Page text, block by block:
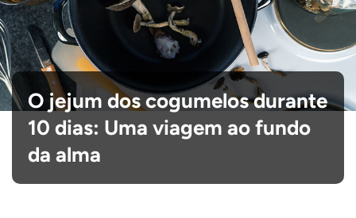
O jejum dos cogumelos durante
10 dias: Uma viagem ao fundo
da alma